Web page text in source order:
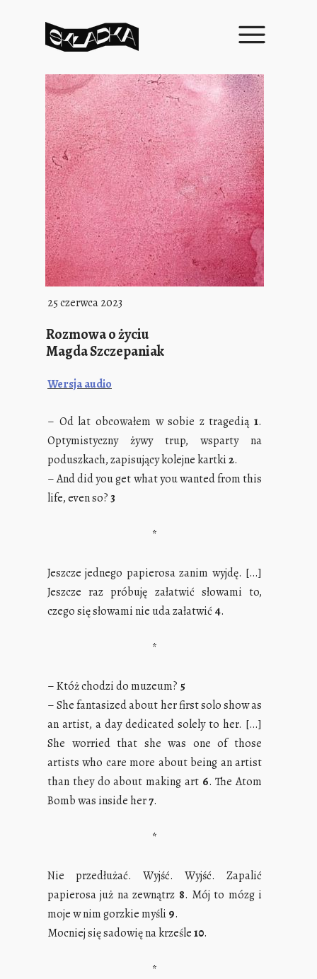
25 czerwca 2023
Rozmowa o życiu
Magda Szczepaniak
Wersja audio
– Od lat obcowałem w sobie z tragedią 1.
Optymistyczny żywy trup, wsparty na
poduszkach, zapisujący kolejne kartki2.
– And did you get what you wanted from this
life, even so?3
*
Jeszcze jednego papierosa zanim wyjdę. […]
Jeszcze raz próbuję załatwić słowami to,
czego się słowami nie uda załatwić 4.
*
– Któż chodzi do muzeum? 5
– She fantasized about her first solo show as
an artist, a day dedicated solely to her. […]
She worried that she was one of those
artists who care more about being an artist
than they do about making art 6. The Atom
Bomb was inside her7.
*
Nie przedłużać. Wyjść. Wyjść. Zapalić
papierosa już na zewnątrz 8. Mój to mózg i
moje w nim gorzkie myśli 9.
Mocniej się sadowię na krześle10.
*